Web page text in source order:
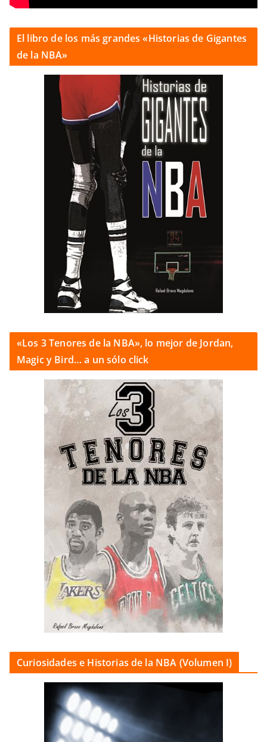
El libro de los más grandes «Historias de Gigantes
de la NBA»
«Los 3 Tenores de la NBA», lo mejor de Jordan,
Magic y Bird… a un sólo click
Curiosidades e Historias de la NBA (Volumen I)